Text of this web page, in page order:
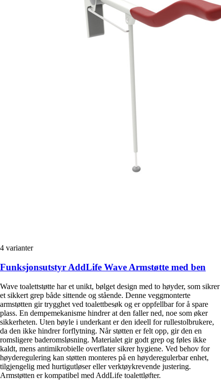
4 varianter
Funksjonsutstyr AddLife Wave Armstøtte med ben
Wave toalettstøtte har et unikt, bølget design med to høyder, som sikrer
et sikkert grep både sittende og stående. Denne veggmonterte
armstøtten gir trygghet ved toalettbesøk og er oppfellbar for å spare
plass. En dempemekanisme hindrer at den faller ned, noe som øker
sikkerheten. Uten bøyle i underkant er den ideell for rullestolbrukere,
da den ikke hindrer forflytning. Når støtten er felt opp, gir den en
romsligere baderomsløsning. Materialet gir godt grep og føles ikke
kaldt, mens antimikrobielle overflater sikrer hygiene. Ved behov for
høyderegulering kan støtten monteres på en høyderegulerbar enhet,
tilgjengelig med hurtigutløser eller verktøykrevende justering.
Armstøtten er kompatibel med AddLife toalettløfter.